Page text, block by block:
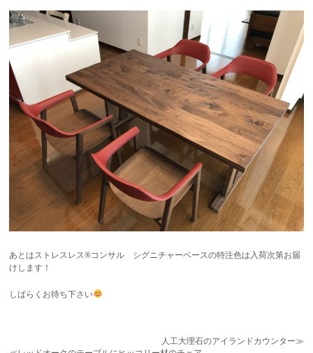
あとはストレスレス®︎コンサル シグニチャーベースの特注色は入荷次第お届
けします！
しばらくお待ち下さい
人工大理石のアイランドカウンター≫